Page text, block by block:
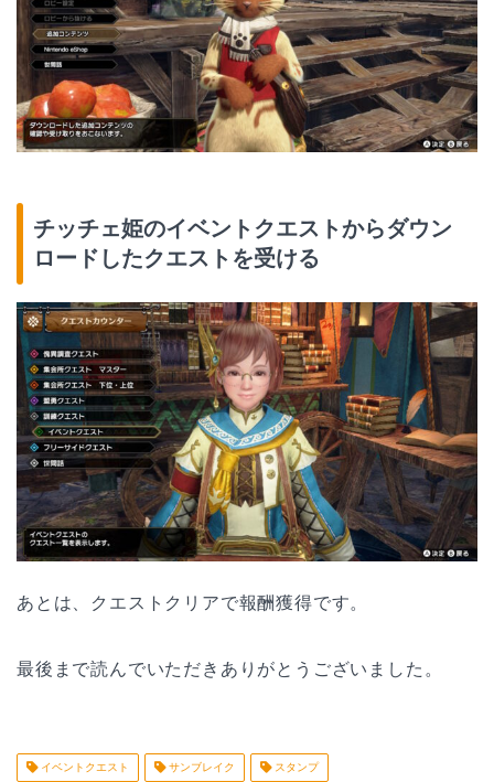
チッチェ姫のイベントクエストからダウン
ロードしたクエストを受ける
あとは、クエストクリアで報酬獲得です。
最後まで読んでいただきありがとうございました。
イベントクエスト サンブレイク スタンプ